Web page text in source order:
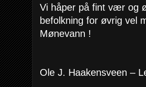
Vi håper på fint vær og
befolkning for øvrig vel
Mønevann !
Ole J. Haakensveen –